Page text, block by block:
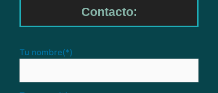
Contacto:
Tu nombre(*)